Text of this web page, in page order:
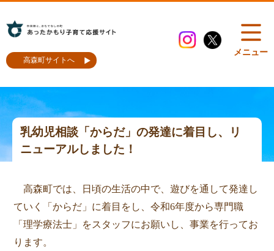
高森町サイトへ
メニュー
乳幼児相談「からだ」の発達に着目し、リ
ニューアルしました！
高森町では、日頃の生活の中で、遊びを通して発達し
ていく「からだ」に着目をし、令和6年度から専門職
「理学療法士」をスタッフにお願いし、事業を行ってお
ります。